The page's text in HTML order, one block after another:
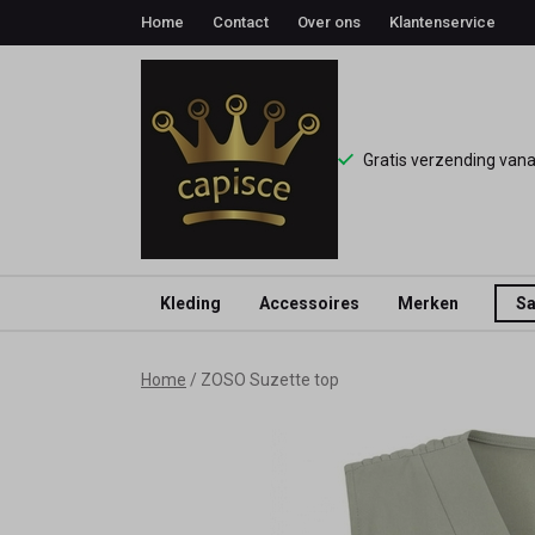
Home Contact Over ons Klantenservice
Gratis verzending
Kleding Accessoires Merken
ZOSOHome ZOSO Suzette top